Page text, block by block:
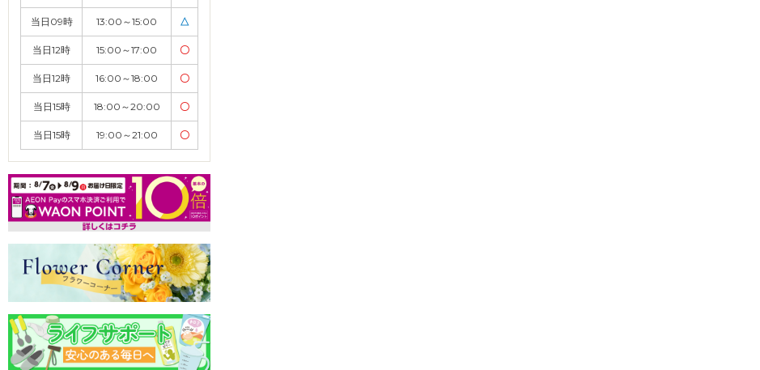
当日09時 13:00～15:00 △
当日12時 15:00～17:00 〇
当日12時 16:00～18:00 〇
当日15時 18:00～20:00 〇
当日15時 19:00～21:00 〇